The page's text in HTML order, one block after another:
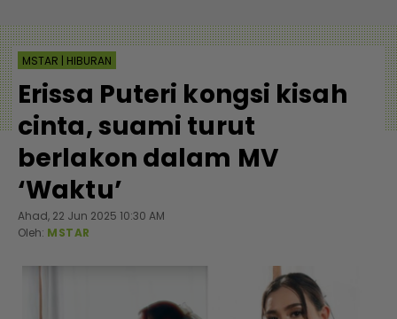
MSTAR | HIBURAN
Erissa Puteri kongsi kisah
cinta, suami turut
berlakon dalam MV
‘Waktu’
Ahad, 22 Jun 2025 10:30 AM
Oleh: MSTAR